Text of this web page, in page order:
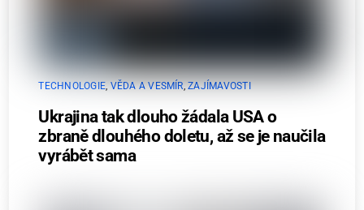
TECHNOLOGIE, VĚDA A VESMÍR,ZAJÍMAVOSTI
Ukrajina tak dlouho žádala USA o
zbraně dlouhého doletu, až se je naučila
vyrábět sama